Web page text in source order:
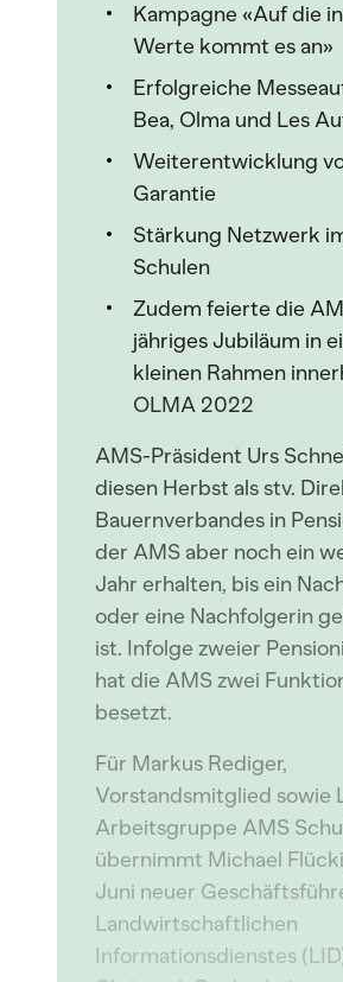
Kampagne «Auf die
Werte kommt es an»
Erfolgreiche
Bea, Olma und Les
Weiterentwicklung
Garantie
Stärkung Netzwerk
Schulen
Zudem feierte die
jähriges Jubiläum in
kleinen Rahmen
OLMA 2022
AMS-Präsident Urs
diesen Herbst als stv.
Bauernverbandes in
der AMS aber noch ein
Jahr erhalten, bis ein
oder eine Nachfolgerin
ist. Infolge zweier
hat die AMS zwei
besetzt.
Für Markus Rediger,
Vorstandsmitglied sowie
Arbeitsgruppe AMS
übernimmt Michael
Juni neuer
Landwirtschaftlichen
Informationsdienstes